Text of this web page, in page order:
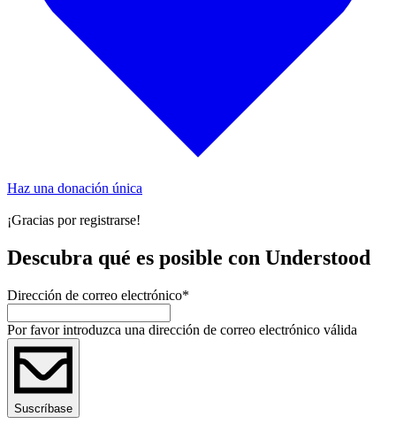
Haz una donación única
¡Gracias por registrarse!
Descubra qué es posible con Understood
Dirección de correo electrónico*
Por favor introduzca una dirección de correo electrónico válida
Suscríbase